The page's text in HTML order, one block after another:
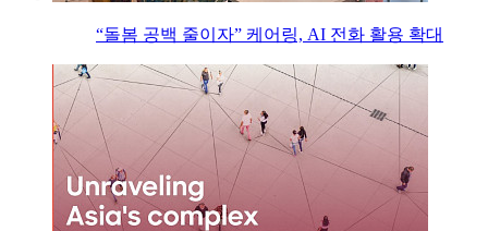
“돌봄 공백 줄이자” 케어링, AI 전화 활용 확대